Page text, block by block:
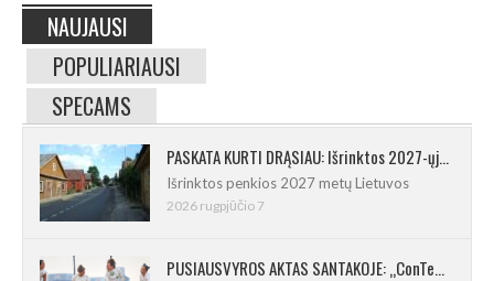
NAUJAUSI
POPULIARIAUSI
SPECAMS
PASKATA KURTI DRĄSIAU: Išrinktos 2027-ųjų Lietuvos mažosios kultūros sostinės
Išrinktos penkios 2027 metų Lietuvos
2026 rugpjūčio 7
PUSIAUSVYROS AKTAS SANTAKOJE: „ConTempo 2026“ uždarys sudėtingas pasirodymas 8 m aukštyje